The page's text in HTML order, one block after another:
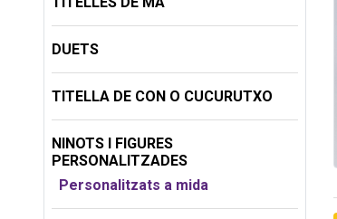
DUETS
TITELLA DE CON O CUCURUTXO
NINOTS I FIGURES
PERSONALITZADES
Personalitzats a mida